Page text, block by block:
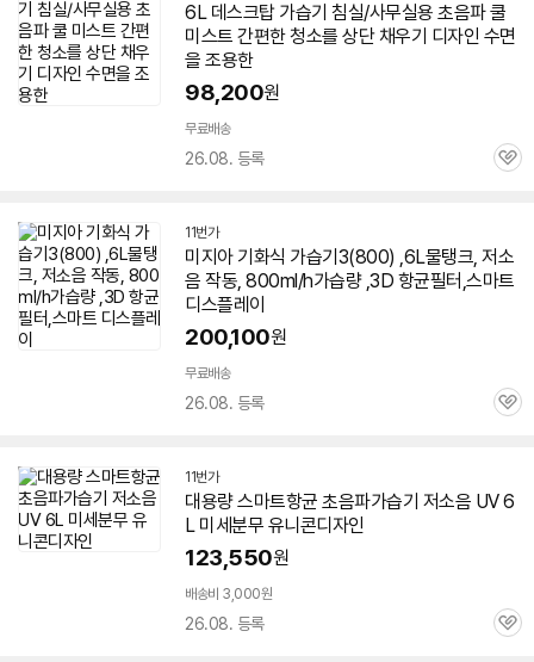
6L데스크탑 가습기 침실/사무실용 초음파 쿨
미스트 간편한 청소를 상단 채우기 디자인 수면
을 조용한
98,200원
무료배송
26.08. 등록
관
11번가
미지아 기화식 가습기3(800) ,6L물탱크, 저소
음 작동, 800ml/h가습량 ,3D 항균필터,스마트
디스플레이
200,100원
무료배송
26.08. 등록
관
11번가
대용량 스마트항균 초음파가습기 저소음 UV6
L미세분무 유니콘디자인
123,550원
배송비 3,000원
26.08. 등록
관